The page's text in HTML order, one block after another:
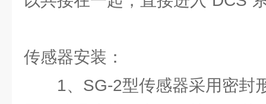
传感器安装：
1、SG-2型传感器采用密封